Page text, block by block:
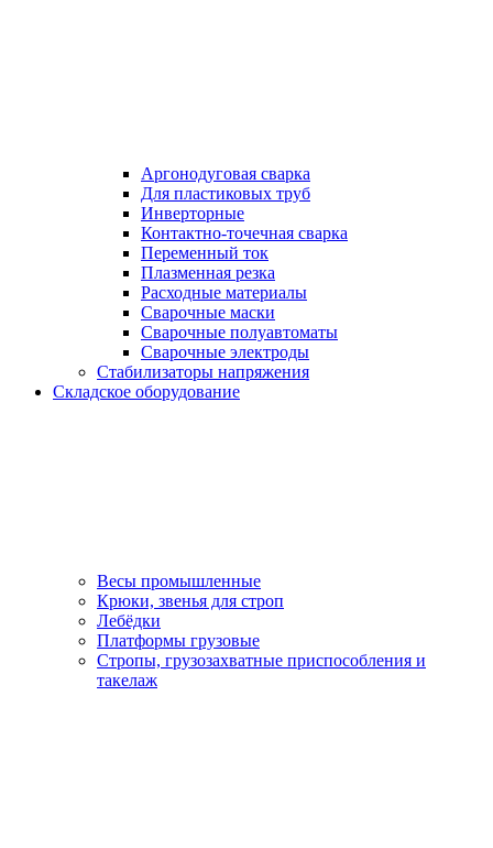
Аргонодуговая сварка
Для пластиковых труб
Инверторные
Контактно-точечная сварка
Переменный ток
Плазменная резка
Расходные материалы
Сварочные маски
Сварочные полуавтоматы
Сварочные электроды
Стабилизаторы напряжения
Складское оборудование
Весы промышленные
Крюки, звенья для строп
Лебёдки
Платформы грузовые
Стропы, грузозахватные приспособления и
такелаж